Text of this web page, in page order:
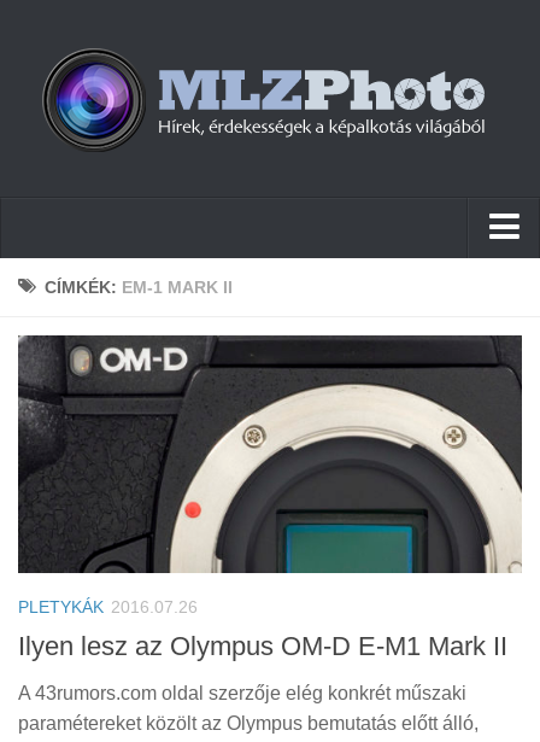
Hírek
Cikkek
Szoftver
Firmware
Tudástár
Tanácsok
Érdekességek
Helyszíni Riport
E-BB
CÍMKÉK: EM-1 MARK II
PLETYKÁK 2016.07.26
Ilyen lesz az Olympus OM-D E-M1 Mark II
A 43rumors.com oldal szerzője elég konkrét műszaki
paramétereket közölt az Olympus bemutatás előtt álló,